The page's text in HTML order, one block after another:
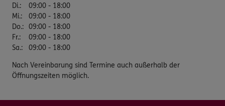
Di.:
09:00 - 18:00
Mi.:
09:00 - 18:00
Do.: 09:00 - 18:00
Fr.:
09:00 - 18:00
Sa.: 09:00 - 18:00
Nach Vereinbarung sind Termine auch außerhalb der
Öffnungszeiten möglich.